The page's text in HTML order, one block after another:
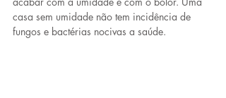
casa sem umidade não tem incidência de
fungos e bactérias nocivas a saúde.